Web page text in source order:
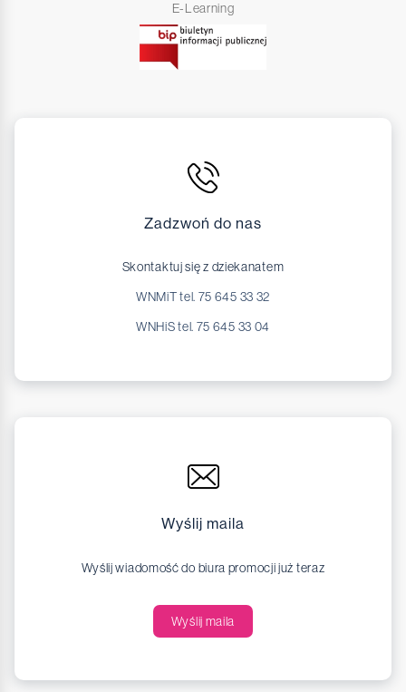
E-Learning
Zadzwoń do nas
Skontaktuj się z dziekanatem
WNMiT tel. 75 645 33 32
WNHiS tel. 75 645 33 04
Wyślij maila
Wyślij wiadomość do biura promocji już teraz
Wyślij maila